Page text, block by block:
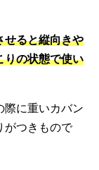
せると縦向きや
りの状態で使い
際に重いカバン
がつきもので